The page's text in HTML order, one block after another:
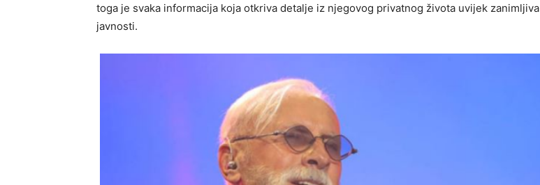
toga je svaka informacija koja otkriva detalje iz njegovog privatnog života uvijek zanimljiva
javnosti.